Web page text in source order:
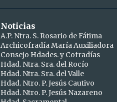
mar 16
1
mar 11
mar 09
mar 06
mar 04
febrero
Noticias
A.P. Ntra. S. Rosario de Fátima
Archicofradía María Auxiliadora
Consejo Hdades. y Cofradías
Hdad. Ntra. Sra. del Rocío
Hdad. Ntra. Sra. del Valle
Hdad. Ntro. P. Jesús Cautivo
Hdad. Ntro. P. Jesús Nazareno